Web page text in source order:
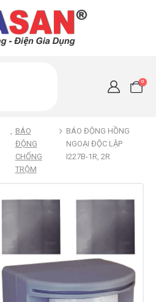
0
, BÁO
ĐỘNG
CHỐNG
TRỘM
BÁO ĐỘNG HỒNG
NGOẠI ĐỘC LẬP
I227B-1R, 2R